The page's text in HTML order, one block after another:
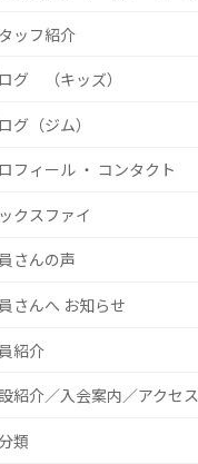
ッフ紹介
グ （キッズ）
グ（ジム）
フィール ・ コンタクト
クスファイ
さんの声
さんへ お知らせ
紹介
紹介／入会案内／アクセス
類